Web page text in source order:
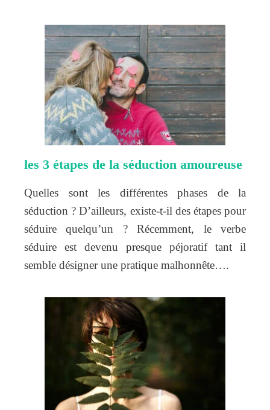
les 3 étapes de la séduction amoureuse
Quelles sont les différentes phases de la
séduction ? D’ailleurs, existe-t-il des étapes pour
séduire quelqu’un ? Récemment, le verbe
séduire est devenu presque péjoratif tant il
semble désigner une pratique malhonnête….